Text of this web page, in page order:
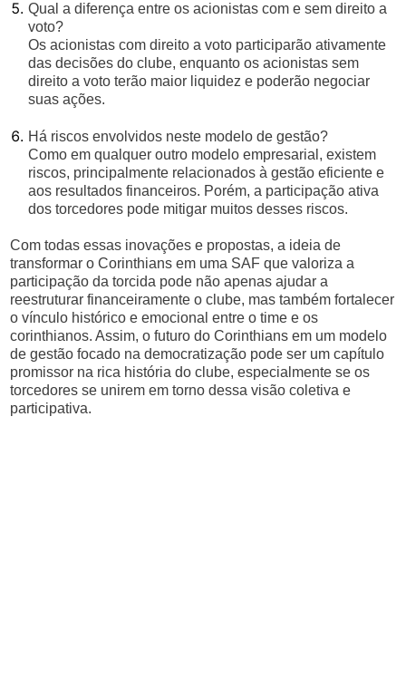
Qual a diferença entre os acionistas com e sem direito a
voto?
Os acionistas com direito a voto participarão ativamente
das decisões do clube, enquanto os acionistas sem
direito a voto terão maior liquidez e poderão negociar
suas ações.
Há riscos envolvidos neste modelo de gestão?
Como em qualquer outro modelo empresarial, existem
riscos, principalmente relacionados à gestão eficiente e
aos resultados financeiros. Porém, a participação ativa
dos torcedores pode mitigar muitos desses riscos.
Com todas essas inovações e propostas, a ideia de
transformar o Corinthians em uma SAF que valoriza a
participação da torcida pode não apenas ajudar a
reestruturar financeiramente o clube, mas também fortalecer
o vínculo histórico e emocional entre o time e os
corinthianos. Assim, o futuro do Corinthians em um modelo
de gestão focado na democratização pode ser um capítulo
promissor na rica história do clube, especialmente se os
torcedores se unirem em torno dessa visão coletiva e
participativa.